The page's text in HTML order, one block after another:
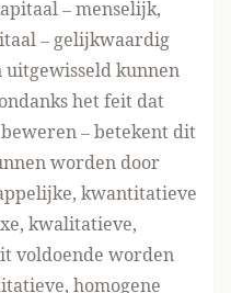
– menselijk,
– gelijkwaardig
kunnen
het feit dat
– betekent dit
worden door
kwantitatieve
kwalitatieve,
voldoende worden
homogene